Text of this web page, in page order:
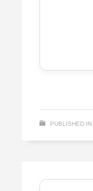
PUBLISHED IN